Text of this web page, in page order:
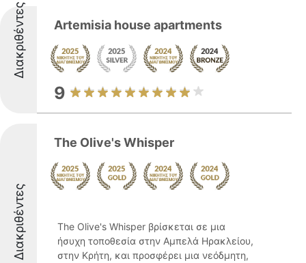
Διακριθέντες Artemisia house apartments
9
Διακριθέντες
The Olive's Whisper
The Olive's Whisper βρίσκεται σε μια
ήσυχη τοποθεσία στην Αμπελά Ηρακλείου,
στην Κρήτη, και προσφέρει μια νεόδμητη,